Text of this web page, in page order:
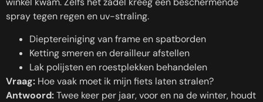
spray tegen regen en uv-straling.
Dieptereiniging van frame en spatborden
Ketting smeren en derailleur afstellen
Lak polijsten en roestplekken behandelen
Vraag: Hoe vaak moet ik mijn fiets laten stralen?
Antwoord:Twee keer per jaar, voor en na de winter, houdt